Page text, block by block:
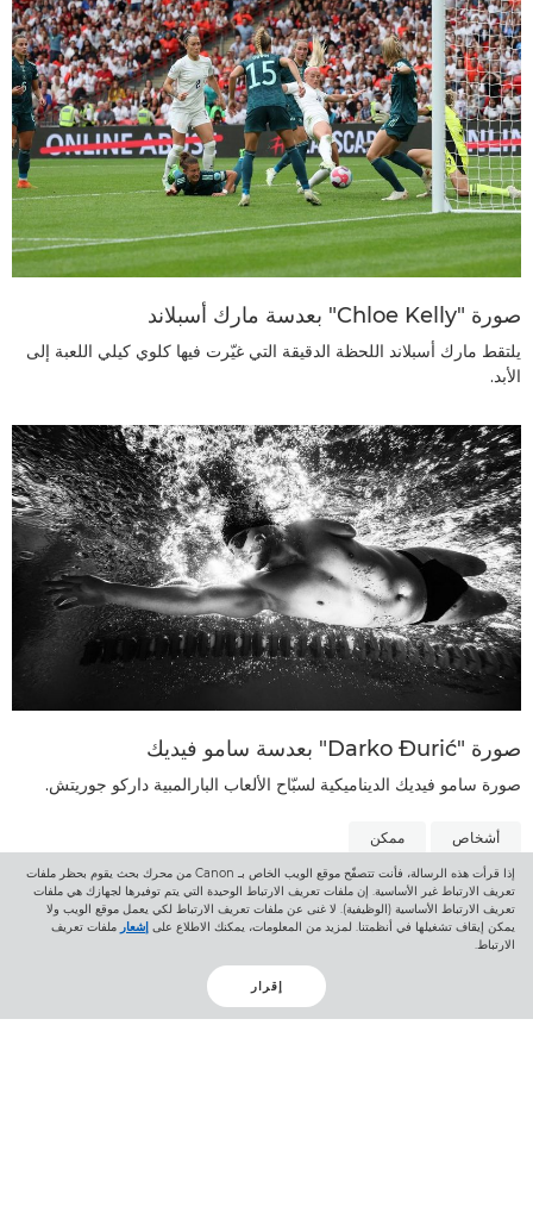
صورة "Chloe Kelly" بعدسة مارك أسبلاند
يلتقط مارك أسبلاند اللحظة الدقيقة التي غيّرت فيها كلوي كيلي اللعبة إلى
الأبد.
صورة "Darko Đurić" بعدسة سامو فيديك
صورة سامو فيديك الديناميكية لسبّاح الألعاب البارالمبية داركو جوريتش.
أشخاص ممكن
إذا قرأت هذه الرسالة، فأنت تتصفّح موقع الويب الخاص بـ Canon من محرك بحث يقوم بحظر ملفات
تعريف الارتباط غير الأساسية. إن ملفات تعريف الارتباط الوحيدة التي يتم توفيرها لجهازك هي ملفات
تعريف الارتباط الأساسية (الوظيفية). لا غنى عن ملفات تعريف الارتباط لكي يعمل موقع الويب ولا
يمكن إيقاف تشغيلها في أنظمتنا. لمزيد من المعلومات، يمكنك الاطلاع على إشعار ملفات تعريف
الارتباط.
إقرار